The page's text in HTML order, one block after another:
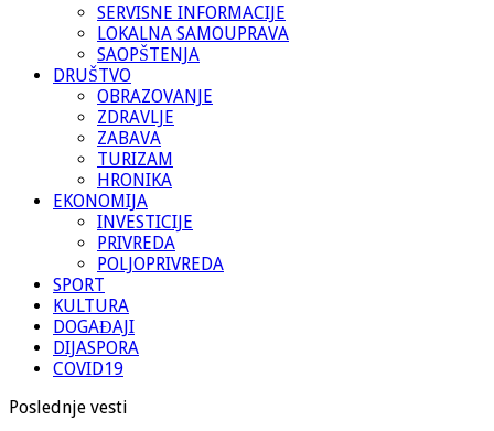
SERVISNE INFORMACIJE
LOKALNA SAMOUPRAVA
SAOPŠTENJA
DRUŠTVO
OBRAZOVANJE
ZDRAVLJE
ZABAVA
TURIZAM
HRONIKA
EKONOMIJA
INVESTICIJE
PRIVREDA
POLJOPRIVREDA
SPORT
KULTURA
DOGAĐAJI
DIJASPORA
COVID19
Poslednje vesti